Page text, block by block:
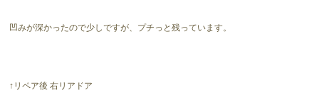
凹みが深かったので少しですが、プチっと残っています。
↑リペア後 右リアドア